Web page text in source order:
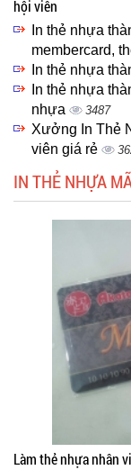
hội viên
In thẻ nhựa
membercard,
In thẻ nhựa
In thẻ nhựa
nhựa
3487
Xưởng In Thẻ
viên giá rẻ
IN THẺ NHỰA
Làm thẻ nhựa nhân